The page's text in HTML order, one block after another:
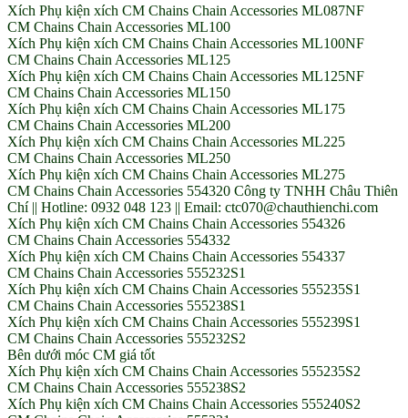
Xích Phụ kiện xích CM Chains Chain Accessories ML087NF
CM Chains Chain Accessories ML100
Xích Phụ kiện xích CM Chains Chain Accessories ML100NF
CM Chains Chain Accessories ML125
Xích Phụ kiện xích CM Chains Chain Accessories ML125NF
CM Chains Chain Accessories ML150
Xích Phụ kiện xích CM Chains Chain Accessories ML175
CM Chains Chain Accessories ML200
Xích Phụ kiện xích CM Chains Chain Accessories ML225
CM Chains Chain Accessories ML250
Xích Phụ kiện xích CM Chains Chain Accessories ML275
CM Chains Chain Accessories 554320 Công ty TNHH Châu Thiên
Chí || Hotline: 0932 048 123 || Email: ctc070@chauthienchi.com
Xích Phụ kiện xích CM Chains Chain Accessories 554326
CM Chains Chain Accessories 554332
Xích Phụ kiện xích CM Chains Chain Accessories 554337
CM Chains Chain Accessories 555232S1
Xích Phụ kiện xích CM Chains Chain Accessories 555235S1
CM Chains Chain Accessories 555238S1
Xích Phụ kiện xích CM Chains Chain Accessories 555239S1
CM Chains Chain Accessories 555232S2
Bên dưới móc CM giá tốt
Xích Phụ kiện xích CM Chains Chain Accessories 555235S2
CM Chains Chain Accessories 555238S2
Xích Phụ kiện xích CM Chains Chain Accessories 555240S2